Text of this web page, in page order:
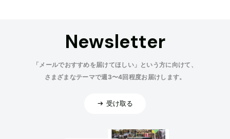
Newsletter
「メールでおすすめを届けてほしい」という方に向けて、
さまざまなテーマで週3〜4回程度お届けします。
受け取る